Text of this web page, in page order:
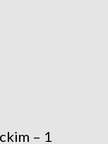
– 1